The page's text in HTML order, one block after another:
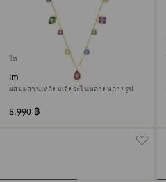
ใหม่
Imber สร้อยคอ
ผสมผสานเหลี่ยมเจียระไนหลายหลายรูป
8,990 ฿